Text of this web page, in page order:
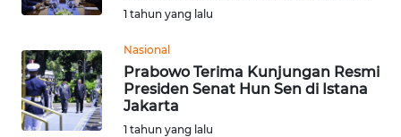
1 tahun yang lalu
Nasional
Prabowo Terima Kunjungan Resmi
Presiden Senat Hun Sen di Istana
Jakarta
1 tahun yang lalu
PENDIDIKAN
OLAHRAGA